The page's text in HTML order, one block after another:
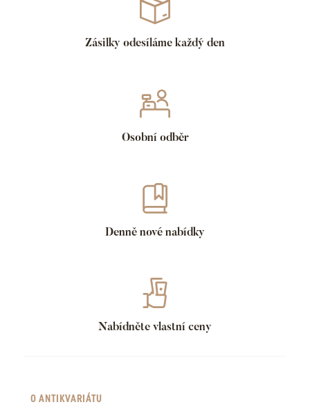
Zásilky odesíláme každý den
Osobní odběr
Denně nové nabídky
Nabídněte vlastní ceny
O ANTIKVARIÁTU